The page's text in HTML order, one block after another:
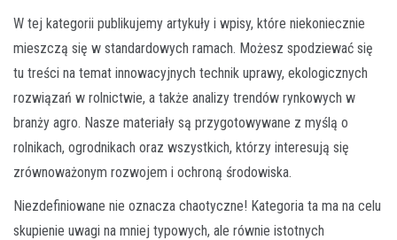
W tej kategorii publikujemy artykuły i wpisy, które niekoniecznie
mieszczą się w standardowych ramach. Możesz spodziewać się
tu treści na temat innowacyjnych technik uprawy, ekologicznych
rozwiązań w rolnictwie, a także analizy trendów rynkowych w
branży agro. Nasze materiały są przygotowywane z myślą o
rolnikach, ogrodnikach oraz wszystkich, którzy interesują się
zrównoważonym rozwojem i ochroną środowiska.
Niezdefiniowane nie oznacza chaotyczne! Kategoria ta ma na celu
skupienie uwagi na mniej typowych, ale równie istotnych